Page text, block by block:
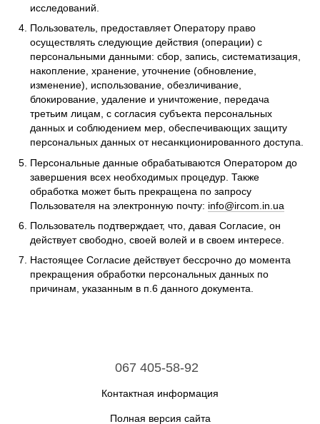
исследований.
Пользователь, предоставляет Оператору право
осуществлять следующие действия (операции) с
персональными данными: сбор, запись, систематизация,
накопление, хранение, уточнение (обновление,
изменение), использование, обезличивание,
блокирование, удаление и уничтожение, передача
третьим лицам, с согласия субъекта персональных
данных и соблюдением мер, обеспечивающих защиту
персональных данных от несанкционированного доступа.
Персональные данные обрабатываются Оператором до
завершения всех необходимых процедур. Также
обработка может быть прекращена по запросу
Пользователя на электронную почту: info@ircom.in.ua
Пользователь подтверждает, что, давая Согласие, он
действует свободно, своей волей и в своем интересе.
Настоящее Согласие действует бессрочно до момента
прекращения обработки персональных данных по
причинам, указанным в п.6 данного документа.
067 405-58-92
Контактная информация
Полная версия сайта